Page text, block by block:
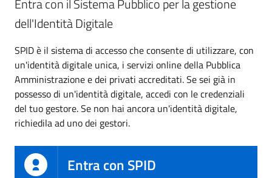
dell'Identità Digitale
SPID è il sistema di accesso che consente di utilizzare, con
un'identità digitale unica, i servizi online della Pubblica
Amministrazione e dei privati accreditati. Se sei già in
possesso di un'identità digitale, accedi con le credenziali
del tuo gestore. Se non hai ancora un'identità digitale,
richiedila ad uno dei gestori.
Entra con SPID